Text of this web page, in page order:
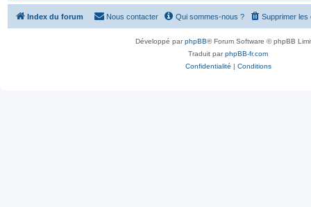
Index du forum Supprimer les
Qui sommes-nous ?
Nous contacter
Développé parphpBB® Forum Software © phpBB
Traduit parphpBB-fr.com
Confidentialité | Conditions